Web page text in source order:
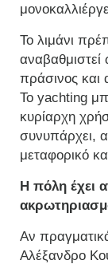
Το λιμάνι
αναβαθμιστεί
πράσινος και
Το yachting
κυρίαρχη
συνυπάρχει,
μεταφορικό
Η πόλη έχει
Αν
Αλέξανδρο